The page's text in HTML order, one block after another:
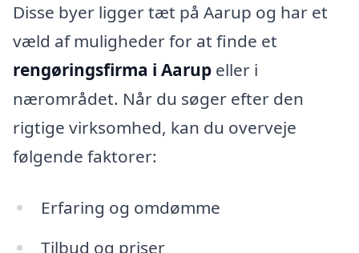
Disse byer ligger tæt på Aarup og har et
væld af muligheder for at finde et
rengøringsfirma i Aarup eller i
nærområdet. Når du søger efter den
rigtige virksomhed, kan du overveje
følgende faktorer:
Erfaring og omdømme
Tilbud og priser